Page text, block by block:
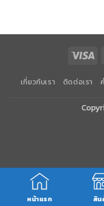
หน้าแรก สิน
เกี่ยวกับเรา ติดต่อเรา